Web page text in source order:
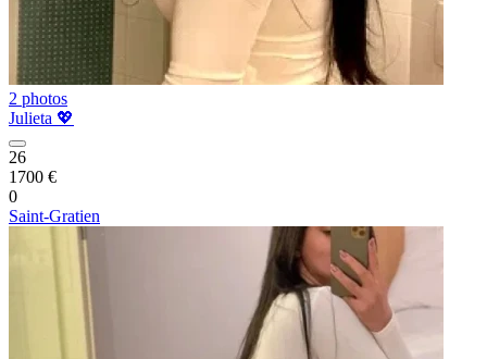
2 photos
Julieta 💖
26
1700 €
0
Saint-Gratien